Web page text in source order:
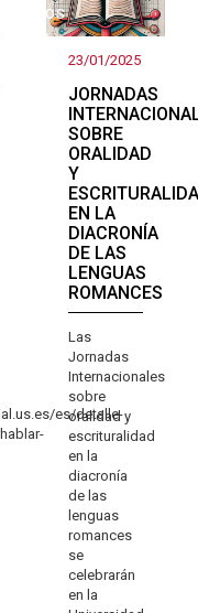
es/detalle-
23/01/2025
JORNADAS
SOBRE
ORALIDAD
Y
EN LA
DIACRONÍA
DE LAS
LENGUAS
ROMANCES
Las
Jornadas
Internacionales
sobre
oralidad y
escrituralidad
en la
diacronía
de las
lenguas
romances
se
celebrarán
en la